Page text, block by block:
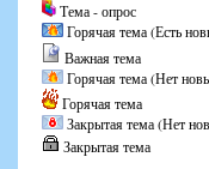
Тема - опрос
Горячая тема (Есть
Важная тема
Горячая тема (Нет
Горячая тема
Закрытая тема (Нет
Закрытая тема